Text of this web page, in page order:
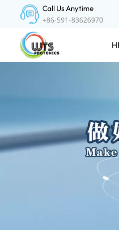
Call Us Anytime
+86-591-83626970